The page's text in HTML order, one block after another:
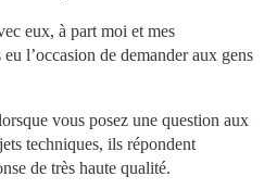
eux, à part moi et mes
l’occasion de demander aux gens
vous posez une question aux
techniques, ils répondent
de très haute qualité.